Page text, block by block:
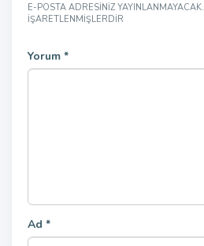
E-POSTA ADRESINIZ YAYINLANMAYACAK.
IŞARETLENMIŞLERDIR
Yorum *
Ad *